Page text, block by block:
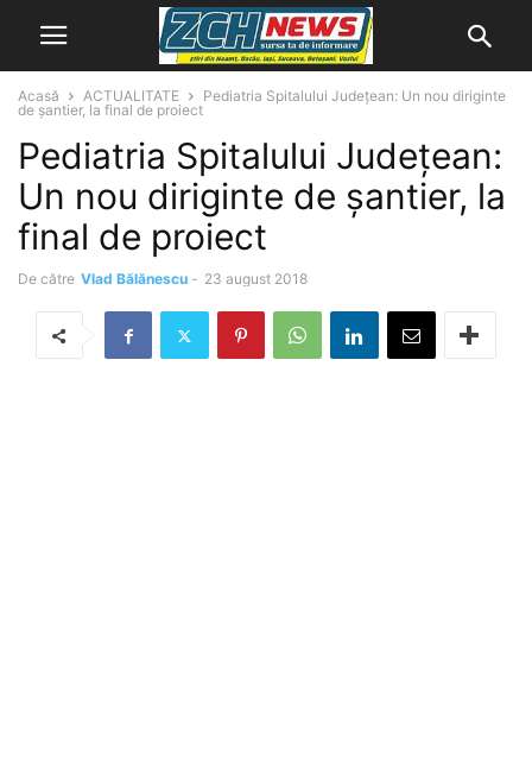
Acasă ACTUALITATE
Pediatria Spitalului Județean: Un nou diriginte
de șantier, la final de proiect
Pediatria Spitalului Județean:
Un nou diriginte de șantier, la
final de proiect
De către Vlad Bălănescu - 23 august 2018